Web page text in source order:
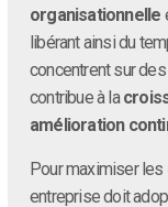
organisationnelle
libérant ainsi du
concentrent sur
contribue à la
amélioration
Pour maximiser les
entreprise doit